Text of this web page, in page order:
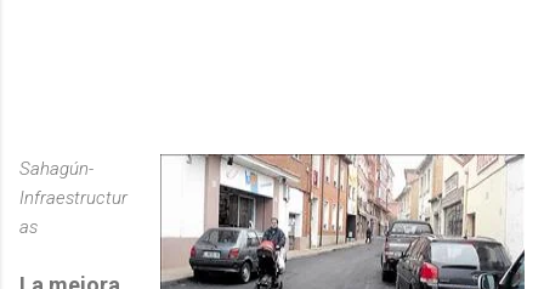
Sahagún-
Infraestructur
as